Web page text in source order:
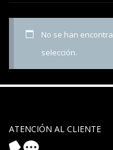
No se han
selección.
ATENCIÓN AL CLIENTE